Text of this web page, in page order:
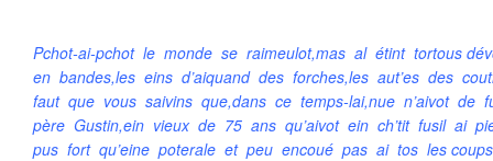
Pchot-ai-pchot le monde se raimeulot,mas al étint tortous
en bandes,les eins d’aiquand des forches,les aut’es des
faut que vous saivins que,dans ce temps-lai,nue n’aivot de
père Gustin,ein vieux de 75 ans qu’aivot ein ch’tit fusil ai
pus fort qu’eine poterale et peu encoué pas ai tos les